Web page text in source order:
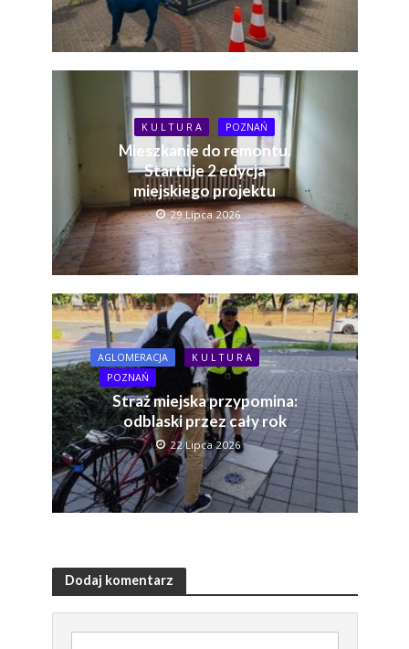
K U L T U R A POZNAŃ
Mieszkanie do remontu.
Startuje 2 edycja
miejskiego projektu
29 Lipca 2026
AGLOMERACJA
K U L T U R A
POZNAŃ
Straż miejska przypomina:
odblaski przez cały rok
22 Lipca 2026
Dodaj komentarz